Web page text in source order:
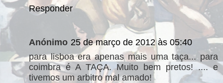
Responder
Anónimo 25 de março de 2012 às 05:40
para lisboa era apenas mais uma taça... para
coimbra é A TAÇA. Muito bem pretos! .... e
tivemos um arbitro mal amado!